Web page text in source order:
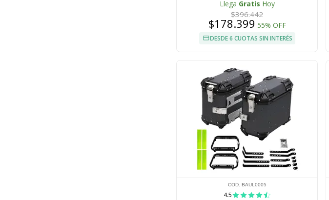
Llega Gratis Hoy
$396.442
$178.399 55% OFF
DESDE 6 CUOTAS SIN INTERÉS
COD. BAUL0005
4.5